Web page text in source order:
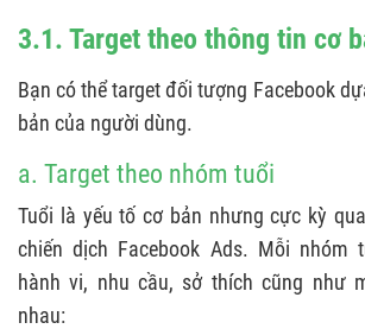
3.1. Target theo thông tin cơ
Bạn có thể target đối tượng Facebook
bản của người dùng.
a. Target theo nhóm tuổi
Tuổi là yếu tố cơ bản nhưng cực kỳ
chiến dịch Facebook Ads. Mỗi nhóm
hành vi, nhu cầu, sở thích cũng như
nhau: